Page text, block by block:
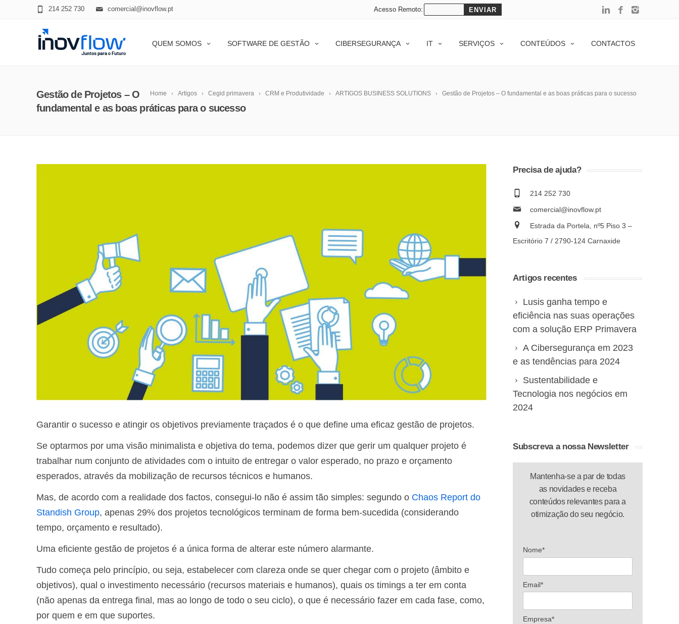
comercial@inovflow.pt
214 252 730 Acesso Remoto:
QUEM SOMOS SOFTWARE DE GESTÃO CIBERSEGURANÇA IT SERVIÇOS CONTEÚDOS CONTACTOS
Home Artigos Cegid primavera CRM e Produtividade ARTIGOS BUSINESS SOLUTIONS Gestão de Projetos – O fundamental e as boas práticas para o sucesso
Gestão de Projetos – O
fundamental e as boas práticas para o sucesso
Garantir o sucesso e atingir os objetivos previamente traçados é o que define uma eficaz gestão de projetos.
Se optarmos por uma visão minimalista e objetiva do tema, podemos dizer que gerir um qualquer projeto é
trabalhar num conjunto de atividades com o intuito de entregar o valor esperado, no prazo e orçamento
esperados, através da mobilização de recursos técnicos e humanos.
Mas, de acordo com a realidade dos factos, consegui-lo não é assim tão simples: segundo o Chaos Report do
Standish Group, apenas 29% dos projetos tecnológicos terminam de forma bem-sucedida (considerando
tempo, orçamento e resultado).
Uma eficiente gestão de projetos é a única forma de alterar este número alarmante.
Tudo começa pelo princípio, ou seja, estabelecer com clareza onde se quer chegar com o projeto (âmbito e
objetivos), qual o investimento necessário (recursos materiais e humanos), quais os timings a ter em conta
(não apenas da entrega final, mas ao longo de todo o seu ciclo), o que é necessário fazer em cada fase, como,
por quem e em que suportes.
Precisa de ajuda?
214 252 730
comercial@inovflow.pt
Estrada da Portela, nº5 Piso 3 –
Escritório 7 / 2790-124 Carnaxide
Artigos recentes
Lusis ganha tempo e
eficiência nas suas operações
com a solução ERP Primavera
A Cibersegurança em 2023
e as tendências para 2024
Sustentabilidade e
Tecnologia nos negócios em
2024
Subscreva a nossa Newsletter
Mantenha-se a par de todas
as novidades e receba
conteúdos relevantes para a
otimização do seu negócio.
Nome*
Email*
Empresa*
modal-check